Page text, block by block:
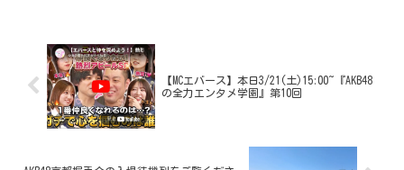
【MCエバース】本日3/21(土)15:00~『AKB48
の全力エンタメ学園』第10回